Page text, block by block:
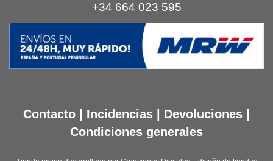
+34 664 023 595
Contacto Incidencias Devoluciones
Condiciones generales